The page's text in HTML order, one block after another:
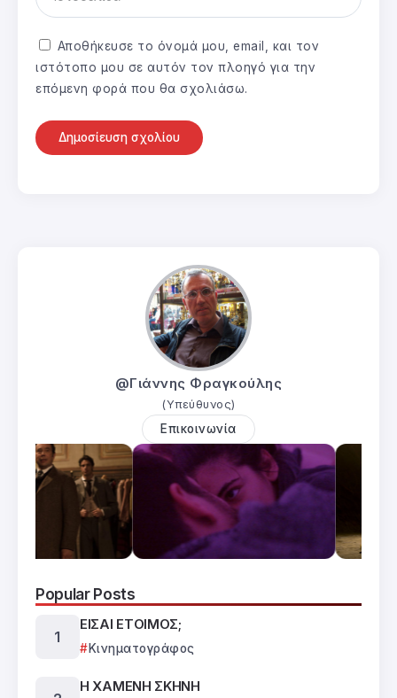
Αποθήκευσε το όνομά μου, email, και τον
ιστότοπο μου σε αυτόν τον πλοηγό για την
επόμενη φορά που θα σχολιάσω.
@Γιάννης Φραγκούλης
(Υπεύθυνος)
Επικοινωνία
Popular Posts
ΕΙΣΑΙ ΕΤΟΙΜΟΣ;
Κινηματογράφος
Η ΧΑΜΕΝΗ ΣΚΗΝΗ